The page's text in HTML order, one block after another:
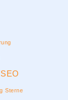
SEO
Sterne